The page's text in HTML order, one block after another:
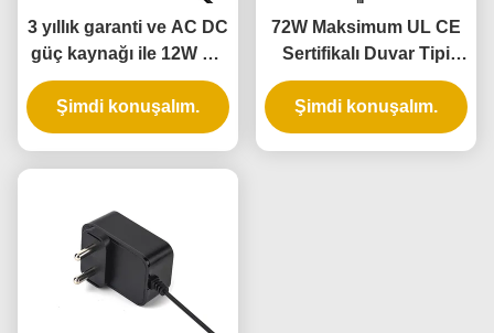
3 yıllık garanti ve AC DC
güç kaynağı ile 12W UL
listelenen duvar güç
adaptörü
Şimdi konuşalım.
72W Maksimum UL CE
Sertifikalı Duvar Tipi
Şarj Adaptörü, 3 Yıl
Garanti
Şimdi konuşalım.